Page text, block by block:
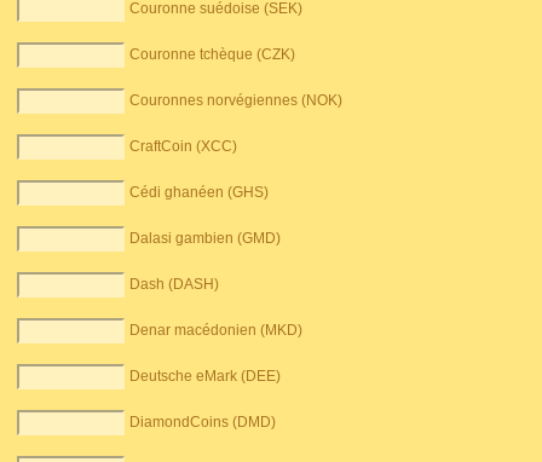
Couronne suédoise (SEK)
Couronne tchèque (CZK)
Couronnes norvégiennes (NOK)
CraftCoin (XCC)
Cédi ghanéen (GHS)
Dalasi gambien (GMD)
Dash (DASH)
Denar macédonien (MKD)
Deutsche eMark (DEE)
DiamondCoins (DMD)